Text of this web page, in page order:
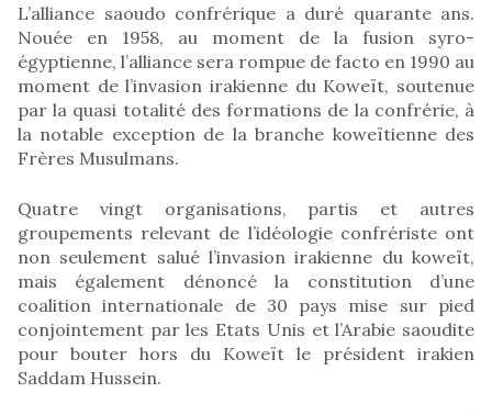
L’alliance saoudo confrérique a duré quarante ans.
Nouée en 1958, au moment de la fusion syro-
égyptienne, l’alliance sera rompue de facto en 1990 au
moment de l’invasion irakienne du Koweït, soutenue
par la quasi totalité des formations de la confrérie, à
la notable exception de la branche koweïtienne des
Frères Musulmans.
Quatre vingt organisations, partis et autres
groupements relevant de l’idéologie confrériste ont
non seulement salué l’invasion irakienne du koweït,
mais également dénoncé la constitution d’une
coalition internationale de 30 pays mise sur pied
conjointement par les Etats Unis et l’Arabie saoudite
pour bouter hors du Koweït le président irakien
Saddam Hussein.